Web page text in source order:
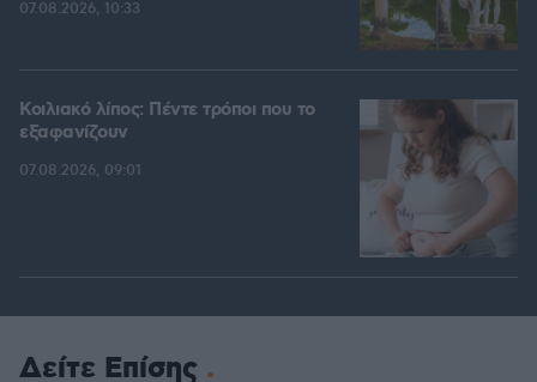
07.08.2026, 10:33
Κοιλιακό λίπος: Πέντε τρόποι που το
εξαφανίζουν
07.08.2026, 09:01
Δείτε Επίσης